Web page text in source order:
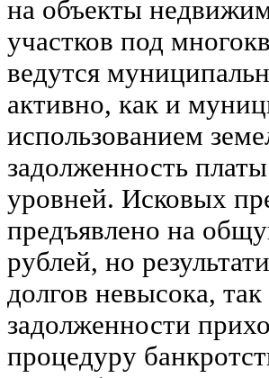
на объекты
участков под
ведутся
активно, как и
использованием
задолженность
уровней. Исковых
предъявлено на
рублей, но
долгов невысока,
задолженности
процедуру